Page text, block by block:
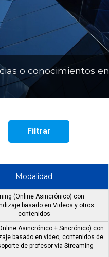
o conocimientos en
Filtrar
Modalidad
(Online Asincrónico) con
basado en Videos y otros
contenidos
Asincrónico + Sincrónico) con
basado en video, contenidos de
de profesor vía Streaming
un curso de
extintores en Chile